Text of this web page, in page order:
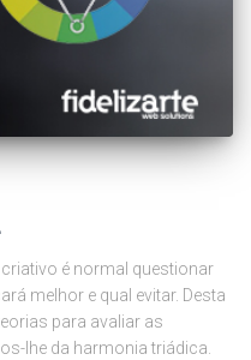
é normal questionar
melhor e qual evitar. Desta
para avaliar as
lhe da harmonia triádica.